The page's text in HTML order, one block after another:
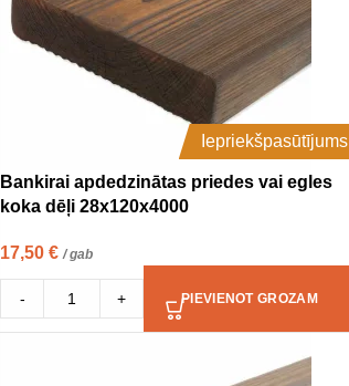
Iepriekšpasūtījums
Bankirai apdedzinātas priedes vai egles
koka dēļi 28x120x4000
17,50 € / gab
- + PIEVIENOT GROZAM